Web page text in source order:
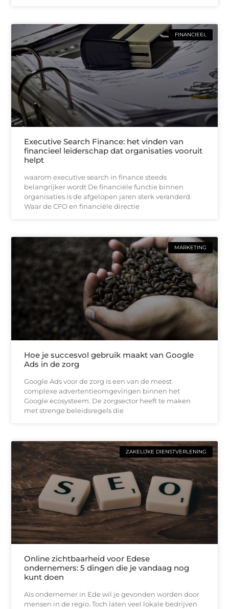
FINANCIEEL
Executive Search Finance: het vinden van
financieel leiderschap dat organisaties vooruit
helpt
waarom executive search in finance steeds
belangrijker wordt De financiële functie binnen
organisaties is de afgelopen jaren sterk veranderd.
Waar de CFO en financiële directie
MARKETING
Hoe je succesvol gebruik maakt van Google
Ads in de zorg
Google Ads voor de zorg is een van de meest
complexe advertentieomgevingen binnen het
Google ecosysteem. De zorgsector heeft te maken
met strenge beleidsregels die
ZAKELIJKE DIENSTVERLENING
Online zichtbaarheid voor Edese
ondernemers: 5 dingen die je vandaag nog
kunt doen
Als ondernemer in Ede wil je gevonden worden door
mensen in de regio. Toch laten veel lokale bedrijven